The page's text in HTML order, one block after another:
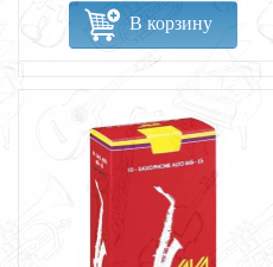
В корзину